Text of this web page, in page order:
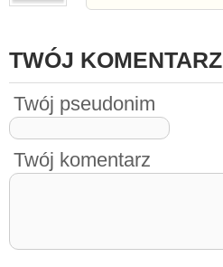
TWÓJ KOMENTARZ
Twój pseudonim
Twój komentarz